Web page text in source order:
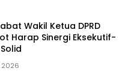
Wakil Ketua DPRD
Harap Sinergi Eksekutif-
2026